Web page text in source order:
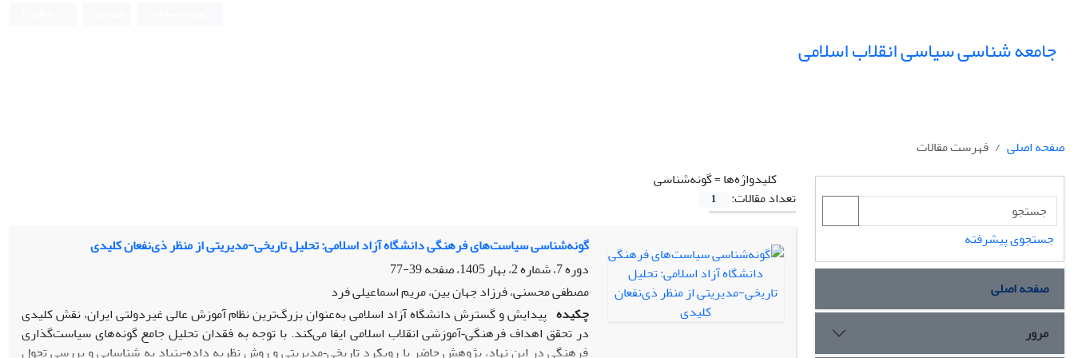
جامعه شناسی سیاسی انقلاب اسلامی
صفحه اصلی
فهرست مقالات
کلیدواژه‌ها =گونه‌شناسی
تعداد مقالات:
1
گونه‌شناسی سیاست‌های فرهنگی دانشگاه آزاد اسلامی: تحلیل تاریخی-مدیریتی از منظر ذی‌نفعان کلیدی
دوره 7، شماره 2، بهار 1405، صفحه
39-77
مصطفی محسنی، فرزاد جهان بین، مریم اسماعیلی فرد
چکیده پیدایش و گسترش دانشگاه آزاد اسلامی به‌عنوان بزرگ‌ترین نظام آموزش عالی غیردولتی ایران، نقش کلیدی
در تحقق اهداف فرهنگی‑آموزشی انقلاب اسلامی ایفا می‌کند. با توجه به فقدان تحلیل جامع گونه‌های سیاست‌گذاری
فرهنگی در این نهاد، پژوهش حاضر با رویکرد تاریخی‑مدیریتی و روش نظریه داده‑بنیاد به شناسایی و بررسی تحول
جستجوی پیشرفته
صفحه اصلی
مرور